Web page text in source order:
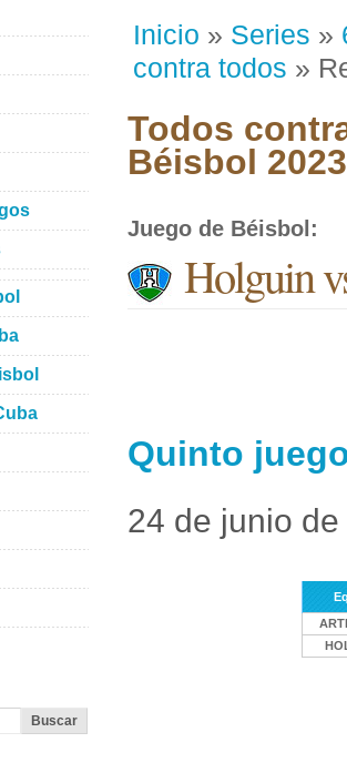
Inicio » Series »
contra todos »
Todos
Béisbol 2023
Juego de Béisbol :
Holguin
Quinto
24 de junio